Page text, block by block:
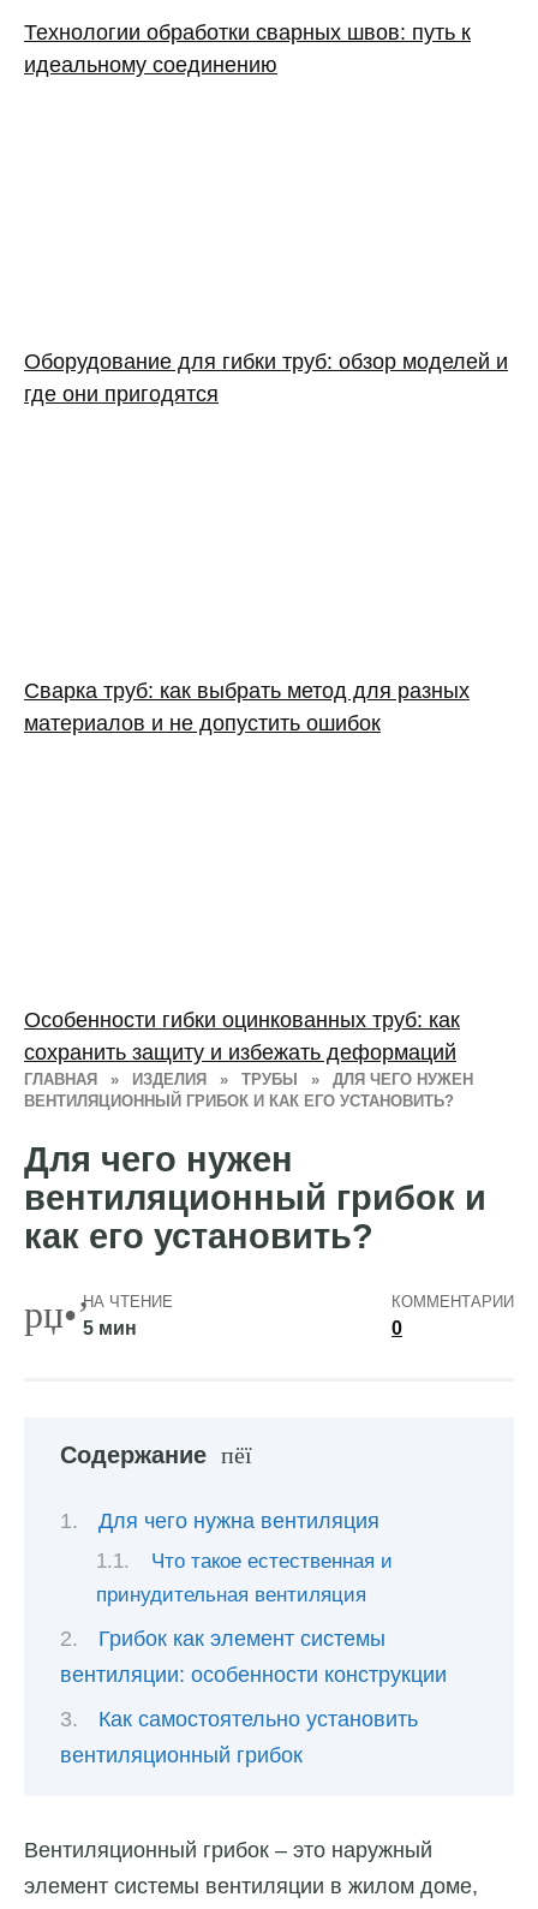
ГЛАВНАЯ » ИЗДЕЛИЯ » ТРУБЫ »
ДЛЯ ЧЕГО НУЖЕН
ВЕНТИЛЯЦИОННЫЙ ГРИБОК И КАК ЕГО УСТАНОВИТЬ?
Для чего нужен
вентиляционный грибок и
как его установить?
НА ЧТЕНИЕ
5 мин
КОММЕНТАРИИ
0
Содержание
Для чего нужна вентиляция
Что такое естественная и
принудительная вентиляция
Грибок как элемент системы
вентиляции: особенности конструкции
Как самостоятельно установить
вентиляционный грибок
Вентиляционный грибок – это наружный
элемент системы вентиляции в жилом доме,
Технологии обработки сварных швов: путь к
идеальному соединению
Оборудование для гибки труб: обзор моделей и
где они пригодятся
Сварка труб: как выбрать метод для разных
материалов и не допустить ошибок
Особенности гибки оцинкованных труб: как
сохранить защиту и избежать деформаций